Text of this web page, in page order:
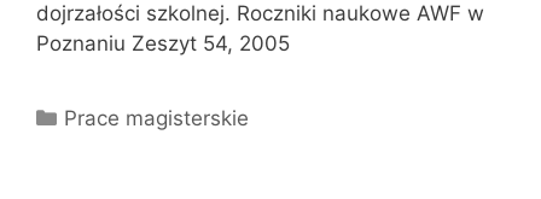
dojrzałości szkolnej. Roczniki naukowe AWF w
Poznaniu Zeszyt 54, 2005
Kategorie
Prace magisterskie